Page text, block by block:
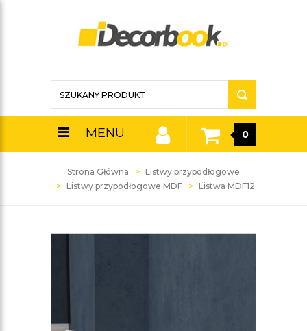
MENU 0
Strona Główna
Listwy przypodłogowe
Listwy przypodłogowe MDF
Listwa MDF12